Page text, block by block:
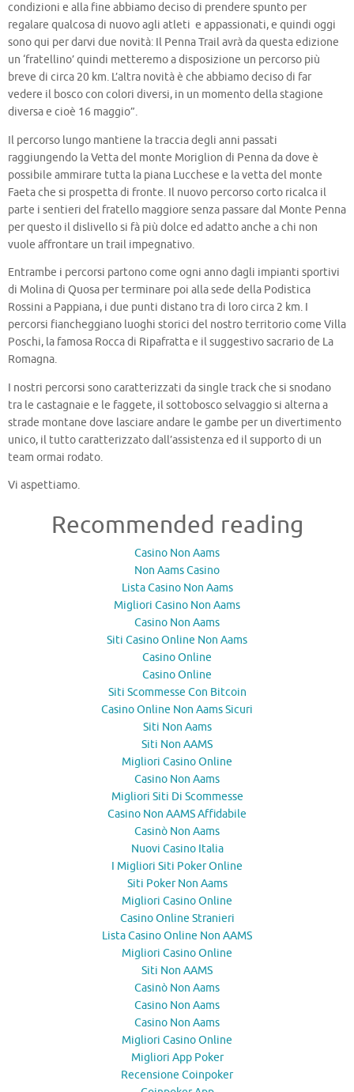
condizioni e alla fine abbiamo deciso di prendere spunto per
regalare qualcosa di nuovo agli atleti e appassionati, e quindi oggi
sono qui per darvi due novità: Il Penna Trail avrà da questa edizione
un ‘fratellino’ quindi metteremo a disposizione un percorso più
breve di circa 20 km. L’altra novità è che abbiamo deciso di far
vedere il bosco con colori diversi, in un momento della stagione
diversa e cioè 16 maggio”.
Il percorso lungo mantiene la traccia degli anni passati
raggiungendo la Vetta del monte Moriglion di Penna da dove è
possibile ammirare tutta la piana Lucchese e la vetta del monte
Faeta che si prospetta di fronte. Il nuovo percorso corto ricalca il
parte i sentieri del fratello maggiore senza passare dal Monte Penna
per questo il dislivello si fà più dolce ed adatto anche a chi non
vuole affrontare un trail impegnativo.
Entrambe i percorsi partono come ogni anno dagli impianti sportivi
di Molina di Quosa per terminare poi alla sede della Podistica
Rossini a Pappiana, i due punti distano tra di loro circa 2 km. I
percorsi fiancheggiano luoghi storici del nostro territorio come Villa
Poschi, la famosa Rocca di Ripafratta e il suggestivo sacrario de La
Romagna.
I nostri percorsi sono caratterizzati da single track che si snodano
tra le castagnaie e le faggete, il sottobosco selvaggio si alterna a
strade montane dove lasciare andare le gambe per un divertimento
unico, il tutto caratterizzato dall’assistenza ed il supporto di un
team ormai rodato.
Vi aspettiamo.
Recommended reading
Casino Non Aams
Non Aams Casino
Lista Casino Non Aams
Migliori Casino Non Aams
Casino Non Aams
Siti Casino Online Non Aams
Casino Online
Casino Online
Siti Scommesse Con Bitcoin
Casino Online Non Aams Sicuri
Siti Non Aams
Siti Non AAMS
Migliori Casino Online
Casino Non Aams
Migliori Siti Di Scommesse
Casino Non AAMS Affidabile
Casinò Non Aams
Nuovi Casino Italia
I Migliori Siti Poker Online
Siti Poker Non Aams
Migliori Casino Online
Casino Online Stranieri
Lista Casino Online Non AAMS
Migliori Casino Online
Siti Non AAMS
Casinò Non Aams
Casino Non Aams
Casino Non Aams
Migliori Casino Online
Migliori App Poker
Recensione Coinpoker